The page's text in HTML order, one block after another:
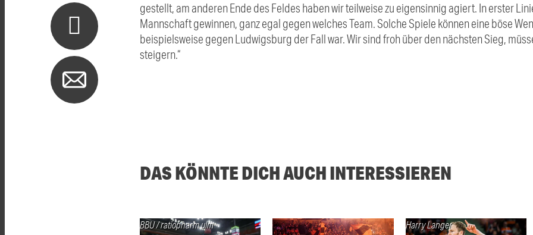
gestellt, am anderen Ende des Feldes haben wir teilweise zu eigensinnig agiert. In erster
Mannschaft gewinnen, ganz egal gegen welches Team. Solche Spiele können eine böse
beispielsweise gegen Ludwigsburg der Fall war. Wir sind froh über den nächsten Sieg,
steigern.“
DAS KÖNNTE DICH AUCH INTERESSIEREN
BBU / ratiopharm ulm Harry Langer